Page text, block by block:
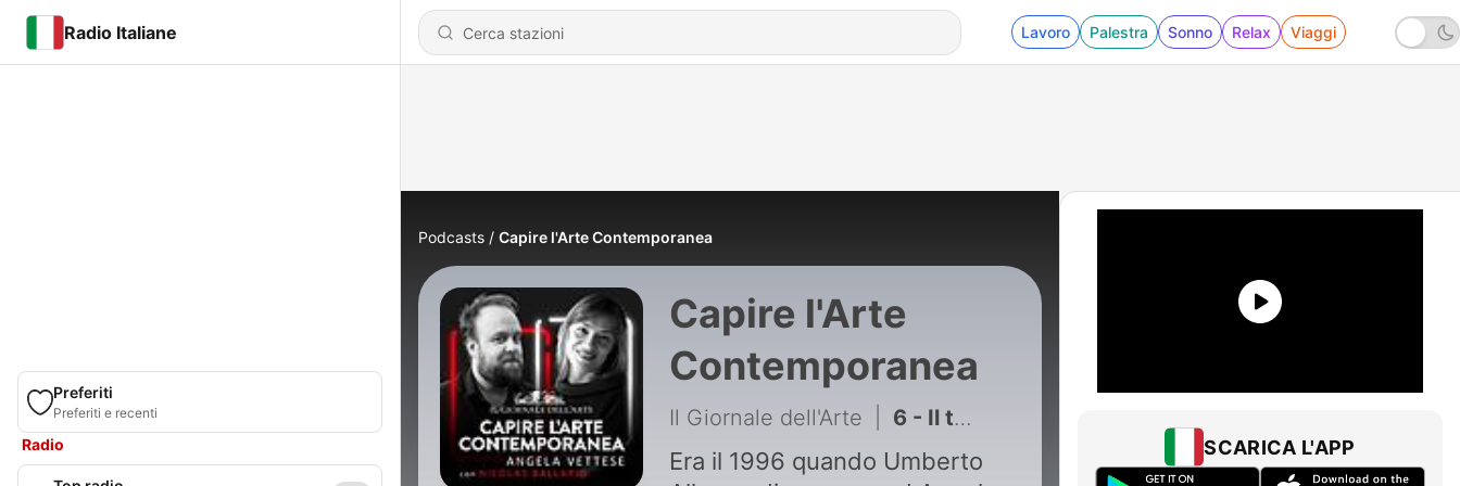
Radio Italiane Lavoro Palestra Sonno Relax Viaggi
Preferiti
Preferiti e recenti
Radio
Podcasts Capire l'Arte Contemporanea
Capire l'Arte
Contemporanea
Il Giornale dell'Arte 6 - Il teaser di Capire l'Arte Contemporanea.
Era il 1996 quando Umberto
SCARICA L'APP